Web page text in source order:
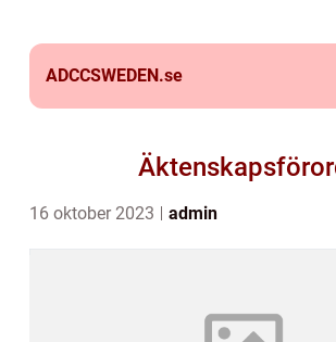
ADCCSWEDEN.se
16 oktober 2023 admin